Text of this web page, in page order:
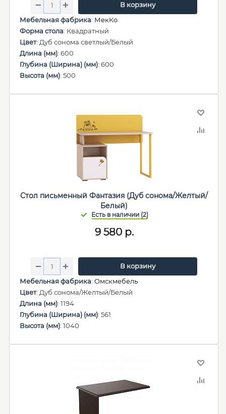
В корзину
Мебельная фабрика: МекКо
Форма стола: Квадратный
Цвет: Дуб сонома светлый/Белый
Длина (мм): 600
Глубина (Ширина) (мм): 600
Высота (мм): 500
Стол письменный Фантазия (Дуб сонома/Желтый/
Белый)
9 580р.
В корзину
Мебельная фабрика: Омскмебель
Цвет: Дуб сонома/Желтый/Белый
Длина (мм): 1194
Глубина (Ширина) (мм): 561
Высота (мм): 1040